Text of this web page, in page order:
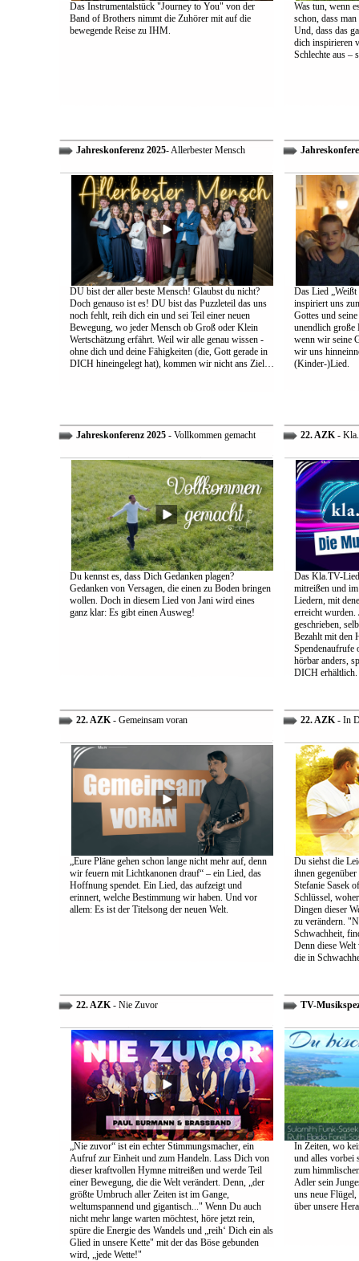
Das Instrumentalstück "Journey to You" von der
Band of Brothers nimmt die Zuhörer mit auf die
bewegende Reise zu IHM.
Was tun, wenn
schon, dass
Und, dass das
dich inspirieren
Schlechte aus –
Jahreskonferenz 2025- Allerbester Mensch
DU bist der aller beste Mensch! Glaubst du nicht?
Doch genauso ist es! DU bist das Puzzleteil das uns
noch fehlt, reih dich ein und sei Teil einer neuen
Bewegung, wo jeder Mensch ob Groß oder Klein
Wertschätzung erfährt. Weil wir alle genau wissen -
ohne dich und deine Fähigkeiten (die, Gott gerade in
DICH hineingelegt hat), kommen wir nicht ans Ziel…
Das Lied
inspiriert uns
Gottes und
unendlich große
wenn wir seine
wir uns
(Kinder-)Lied.
Jahreskonferenz 2025- Vollkommen gemacht
Du kennst es, dass Dich Gedanken plagen?
Gedanken von Versagen, die einen zu Boden bringen
wollen. Doch in diesem Lied von Jani wird eines
ganz klar: Es gibt einen Ausweg!
22. AZK-
Das Kla.TV-
mitreißen und
Liedern, mit
erreicht wurden.
geschrieben,
Bezahlt mit den
Spendenaufrufe
hörbar anders,
DICH erhältlich.
22. AZK- Gemeinsam voran
„Eure Pläne gehen schon lange nicht mehr auf, denn
wir feuern mit Lichtkanonen drauf“ – ein Lied, das
Hoffnung spendet. Ein Lied, das aufzeigt und
erinnert, welche Bestimmung wir haben. Und vor
allem: Es ist der Titelsong der neuen Welt.
22. AZK- In
Du siehst die
ihnen
Stefanie Sasek
Schlüssel,
Dingen dieser
zu verändern.
Schwachheit,
Denn diese Welt
die in
22. AZK- Nie Zuvor
„Nie zuvor“ ist ein echter Stimmungsmacher, ein
Aufruf zur Einheit und zum Handeln. Lass Dich von
dieser kraftvollen Hymne mitreißen und werde Teil
einer Bewegung, die die Welt verändert. Denn, „der
größte Umbruch aller Zeiten ist im Gange,
weltumspannend und gigantisch..." Wenn Du auch
nicht mehr lange warten möchtest, höre jetzt rein,
spüre die Energie des Wandels und „reih‘ Dich ein als
Glied in unsere Kette" mit der das Böse gebunden
wird, „jede Wette!"
TV-
In Zeiten, wo
und alles vorbei
zum
Adler sein
uns neue
über unsere